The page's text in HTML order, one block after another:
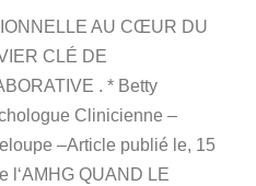
AU CŒUR DU
CLÉ DE
. * Betty
Clinicienne –
–Article publié le, 15
l‘AMHG QUAND LE